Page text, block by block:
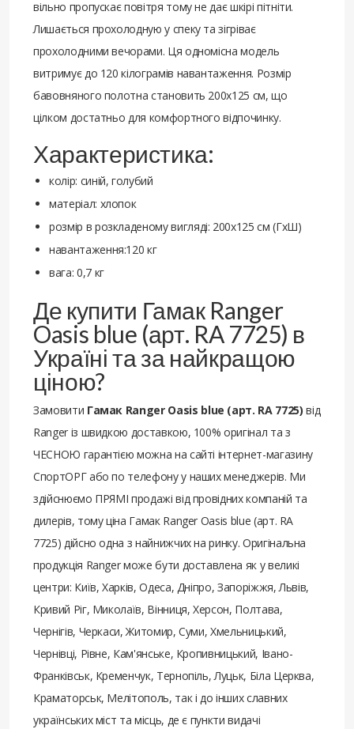
вільно пропускає повітря тому не дає шкірі пітніти.
Лишається прохолодную у спеку та зігріває
прохолодними вечорами. Ця одномісна модель
витримує до 120 кілограмів навантаження. Розмір
бавовняного полотна становить 200x125 см, що
цілком достатньо для комфортного відпочинку.
Характеристика:
колір: синій, голубий
матеріал: хлопок
розмір в розкладеному вигляді: 200х125 см (ГхШ)
навантаження:120 кг
вага: 0,7 кг
Де купити Гамак Ranger
Oasis blue (арт. RA 7725) в
Україні та за найкращою
ціною?
Замовити Гамак Ranger Oasis blue (арт. RA 7725) від
Ranger із швидкою доставкою, 100% оригінал та з
ЧЕСНОЮ гарантією можна на сайті інтернет-магазину
СпортОРГ або по телефону у наших менеджерів. Ми
здійснюємо ПРЯМІ продажі від провідних компаній та
дилерів, тому ціна Гамак Ranger Oasis blue (арт. RA
7725) дійсно одна з найнижчих на ринку. Оригінальна
продукція Ranger може бути доставлена ​​як у великі
центри: Київ, Харків, Одеса, Дніпро, Запоріжжя, Львів,
Кривий Ріг, Миколаїв, Вінниця, Херсон, Полтава,
Чернігів, Черкаси, Житомир, Суми, Хмельницький,
Чернівці, Рівне, Кам'янське, Кропивницький, Івано-
Франківськ, Кременчук, Тернопіль, Луцьк, Біла Церква,
Краматорськ, Мелітополь, так і до інших славних
українських міст та місць, де є пункти видачі